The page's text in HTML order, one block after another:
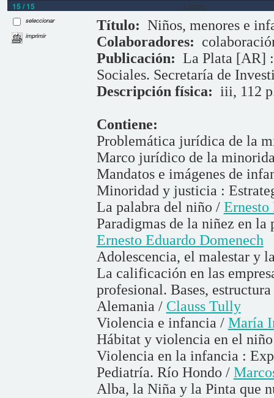
15 / 15 Libros
seleccionar
imprimir
Título: Niños, menores e
Colaboradores:
Publicación: La Plata [AR]
Sociales. Secretaría de
Descripción física: iii, 112
Contiene:
Problemática jurídica de la
Marco jurídico de la
Mandatos e imágenes de
Minoridad y justicia :
La palabra del niño / Ernesto
Paradigmas de la niñez en
Ernesto Eduardo Domenech
Adolescencia, el malestar y
La calificación en las
profesional. Bases,
Alemania / Clauss Tully
Violencia e infancia / María
Hábitat y violencia en el
Violencia en la infancia :
Pediatría. Río Hondo /
Alba, la Niña y la Pinta que